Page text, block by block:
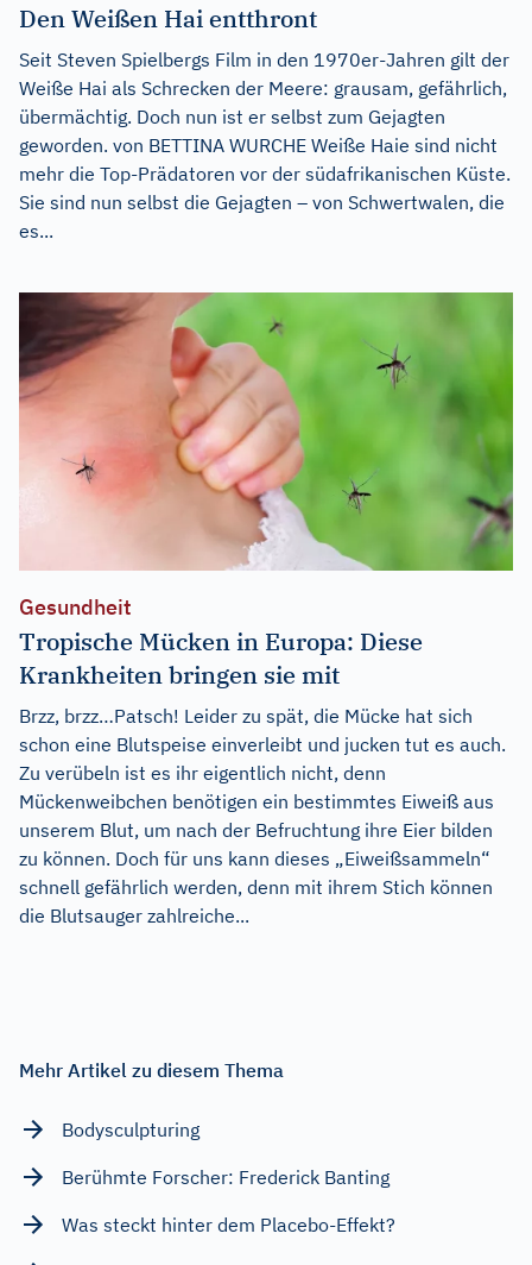
Den Weißen Hai entthront
Seit Steven Spielbergs Film in den 1970er-Jahren gilt der
Weiße Hai als Schrecken der Meere: grausam, gefährlich,
übermächtig. Doch nun ist er selbst zum Gejagten
geworden. von BETTINA WURCHE Weiße Haie sind nicht
mehr die Top-Prädatoren vor der südafrikanischen Küste.
Sie sind nun selbst die Gejagten – von Schwertwalen, die
es...
Gesundheit
Tropische Mücken in Europa: Diese
Krankheiten bringen sie mit
Brzz, brzz…Patsch! Leider zu spät, die Mücke hat sich
schon eine Blutspeise einverleibt und jucken tut es auch.
Zu verübeln ist es ihr eigentlich nicht, denn
Mückenweibchen benötigen ein bestimmtes Eiweiß aus
unserem Blut, um nach der Befruchtung ihre Eier bilden
zu können. Doch für uns kann dieses „Eiweißsammeln“
schnell gefährlich werden, denn mit ihrem Stich können
die Blutsauger zahlreiche...
Mehr Artikel zu diesem Thema
Bodysculpturing
Berühmte Forscher: Frederick Banting
Was steckt hinter dem Placebo-Effekt?